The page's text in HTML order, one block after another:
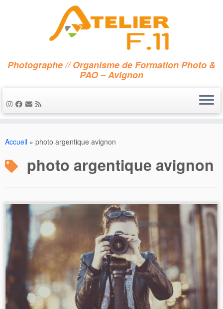
au
Photographe // Organisme de Formation Photo &
PAO – Avignon
Accueil » photo argentique avignon
photo argentique avignon